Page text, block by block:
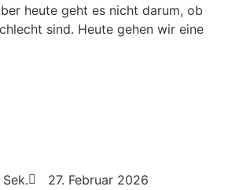
heute geht es nicht darum, ob
sind. Heute gehen wir eine
27. Februar 2026